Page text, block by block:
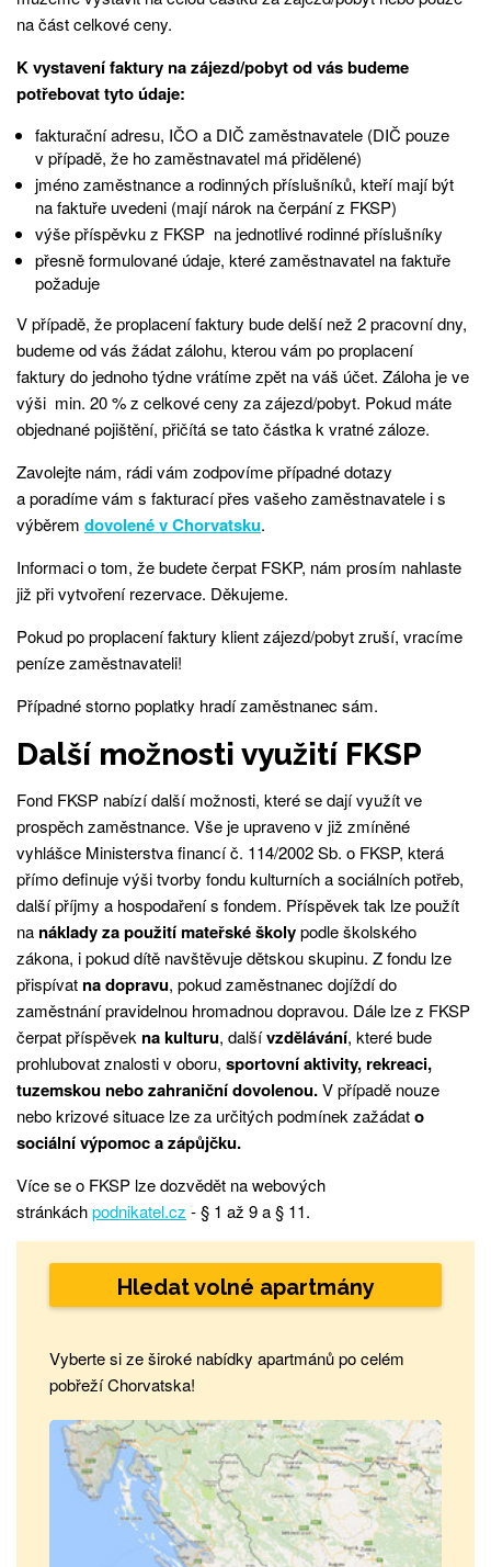
na část celkové ceny.
K vystavení faktury na zájezd/pobyt od vás budeme
potřebovat tyto údaje:
fakturační adresu, IČO a DIČ zaměstnavatele (DIČ pouze
v případě, že ho zaměstnavatel má přidělené)
jméno zaměstnance a rodinných příslušníků, kteří mají být
na faktuře uvedeni (mají nárok na čerpání z FKSP)
výše příspěvku z FKSP na jednotlivé rodinné příslušníky
přesně formulované údaje, které zaměstnavatel na faktuře
požaduje
V případě, že proplacení faktury bude delší než 2 pracovní dny,
budeme od vás žádat zálohu, kterou vám po proplacení
faktury do jednoho týdne vrátíme zpět na váš účet. Záloha je ve
výši min. 20 % z celkové ceny za zájezd/pobyt. Pokud máte
objednané pojištění, přičítá se tato částka k vratné záloze.
Zavolejte nám, rádi vám zodpovíme případné dotazy
a poradíme vám s fakturací přes vašeho zaměstnavatele i s
výběrem dovolené v Chorvatsku.
Informaci o tom, že budete čerpat FSKP, nám prosím nahlaste
již při vytvoření rezervace. Děkujeme.
Pokud po proplacení faktury klient zájezd/pobyt zruší, vracíme
peníze zaměstnavateli!
Případné storno poplatky hradí zaměstnanec sám.
Další možnosti využití FKSP
Fond FKSP nabízí další možnosti, které se dají využít ve
prospěch zaměstnance. Vše je upraveno v již zmíněné
vyhlášce Ministerstva financí č. 114/2002 Sb. o FKSP, která
přímo definuje výši tvorby fondu kulturních a sociálních potřeb,
další příjmy a hospodaření s fondem. Příspěvek tak lze použít
na náklady za použití mateřské školypodle školského
zákona, i pokud dítě navštěvuje dětskou skupinu. Z fondu lze
přispívat na dopravu, pokud zaměstnanec dojíždí do
zaměstnání pravidelnou hromadnou dopravou. Dále lze z FKSP
čerpat příspěvek na kulturu, dalšívzdělávání, které bude
prohlubovat znalosti v oboru, sportovní aktivity, rekreaci,
tuzemskou nebo zahraniční dovolenou.V případě nouze
nebo krizové situace lze za určitých podmínek zažádato
sociální výpomoc a zápůjčku.
Více se o FKSP lze dozvědět na webových
stránkáchpodnikatel.cz - § 1 až 9 a § 11.
Hledat volné apartmány
Vyberte si ze široké nabídky apartmánů po celém
pobřeží Chorvatska!